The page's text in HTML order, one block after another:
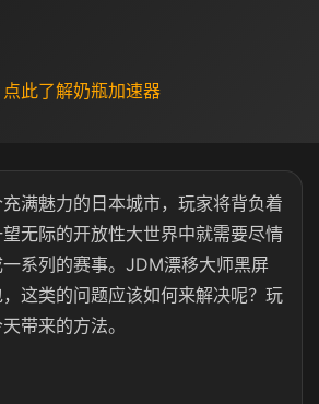
此了解奶瓶加速器
满魅力的日本城市，玩家将背负着
无际的开放性大世界中就需要尽情
系列的赛事。JDM漂移大师黑屏
这类的问题应该如何来解决呢？玩
带来的方法。